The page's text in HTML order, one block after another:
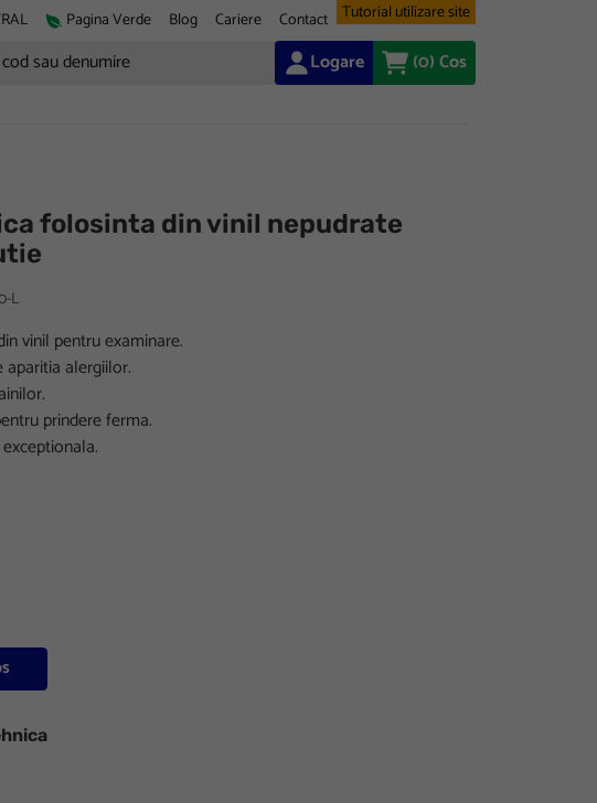
Pagina Verde Blog Cariere Contact Tutorial utilizare site
denumire Logare (0)Cos
folosinta din vinil nepudrate
L
vinil pentru examinare.
aparitia alergiilor.
prindere ferma.